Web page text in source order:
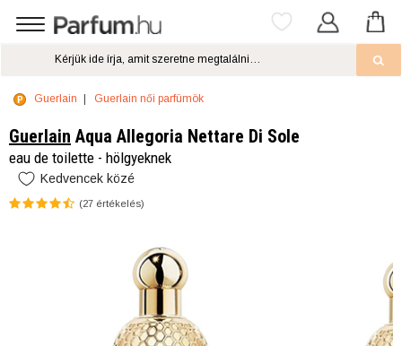
Guerlain Guerlain női parfümök
Guerlain Aqua Allegoria Nettare Di Sole
eau de toilette - hölgyeknek
Kedvencek közé
(27 értékelés)